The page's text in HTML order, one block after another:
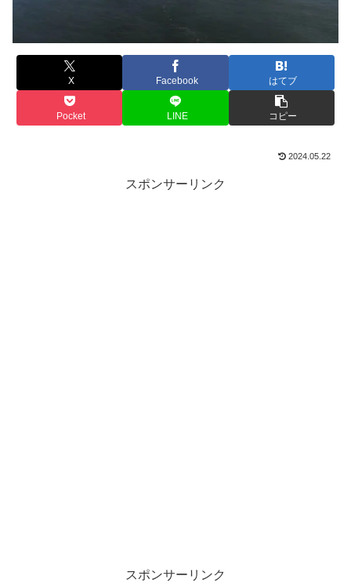
X Facebook はてブ
Pocket LINE コピー
2024.05.22
スポンサーリンク
スポンサーリンク